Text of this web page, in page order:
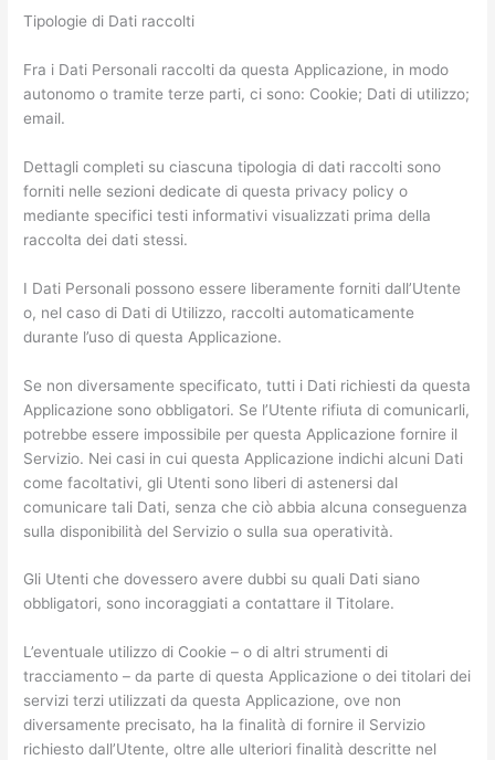
Tipologie di Dati raccolti
Fra i Dati Personali raccolti da questa Applicazione, in modo
autonomo o tramite terze parti, ci sono: Cookie; Dati di utilizzo;
email.
Dettagli completi su ciascuna tipologia di dati raccolti sono
forniti nelle sezioni dedicate di questa privacy policy o
mediante specifici testi informativi visualizzati prima della
raccolta dei dati stessi.
I Dati Personali possono essere liberamente forniti dall’Utente
o, nel caso di Dati di Utilizzo, raccolti automaticamente
durante l’uso di questa Applicazione.
Se non diversamente specificato, tutti i Dati richiesti da questa
Applicazione sono obbligatori. Se l’Utente rifiuta di comunicarli,
potrebbe essere impossibile per questa Applicazione fornire il
Servizio. Nei casi in cui questa Applicazione indichi alcuni Dati
come facoltativi, gli Utenti sono liberi di astenersi dal
comunicare tali Dati, senza che ciò abbia alcuna conseguenza
sulla disponibilità del Servizio o sulla sua operatività.
Gli Utenti che dovessero avere dubbi su quali Dati siano
obbligatori, sono incoraggiati a contattare il Titolare.
L’eventuale utilizzo di Cookie – o di altri strumenti di
tracciamento – da parte di questa Applicazione o dei titolari dei
servizi terzi utilizzati da questa Applicazione, ove non
diversamente precisato, ha la finalità di fornire il Servizio
richiesto dall’Utente, oltre alle ulteriori finalità descritte nel